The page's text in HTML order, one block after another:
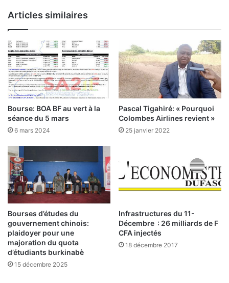
a
t
h
i
e
à
l
a
i
r
r
a
L
e
o
e
a
v
e
c
u
I
F
A
:
L
e
s
i
m
p
i
c
a
t
i
n
s
d
e
l
a
Articles similaires
Bourse: BOA BF au vert à la
séance du 5 mars
6 mars 2024
Pascal Tigahiré: « Pourquoi
Colombes Airlines revient »
25 janvier 2022
Bourses d’études du
gouvernement chinois:
plaidoyer pour une
majoration du quota
d’étudiants burkinabè
15 décembre 2025
Infrastructures du 11-
Décembre : 26 milliards de F
CFA injectés
18 décembre 2017